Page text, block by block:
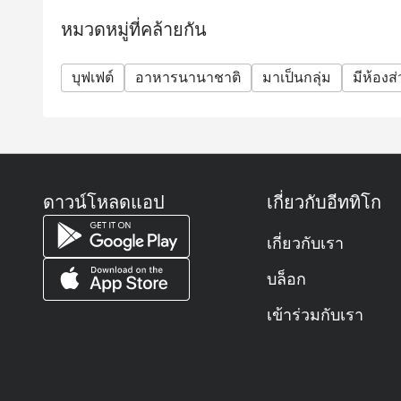
-ผู้ใหญ่ 2,690++ บาท ต่อท่าน รวมชา กาแฟ และน้ำ
-เด็ก (อายุ 3-12 ปี) 1,400++ บาท
Jazz Lounge
ราคาทั้งหมดเป็นเงินบาทและค่าบริการจะคิดตามร
***ตามกฎหมายไทย ผู้ที่อายุต่ำกว่า 20 ปี ไม่สามารถ
หมวดหมู่ที่คล้ายกัน
บุฟเฟต์ อาหารนานาชาติ มาเป็นกลุ่ม มีห้องส่
ดาวน์โหลดแอป เกี่ยวกับอีททิโก
เกี่ยวกับเรา
บล็อก
เข้าร่วมกับเรา